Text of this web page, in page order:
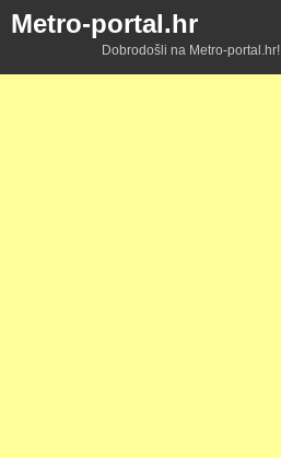
Metro-portal.hr
Dobrodošli na Metro-portal.hr!